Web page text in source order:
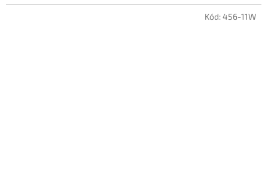
Kód:456-11W